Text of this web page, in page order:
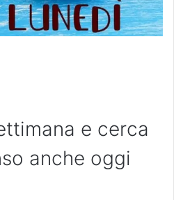
e cerca
anche oggi